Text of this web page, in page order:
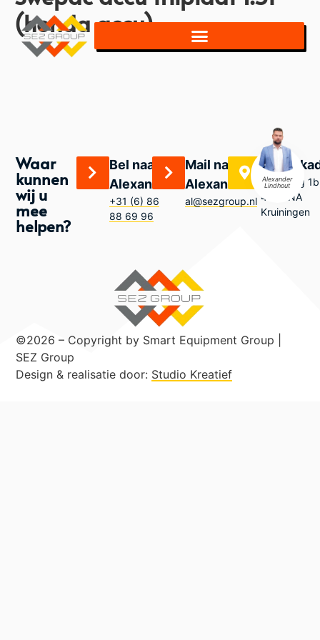
(honda accu)
Waar
kunnen
wij u
mee
helpen?
Bel naar
Alexander
+31 (6) 86
88 69 96
Mail naar
Alexander
al@sezgroup.nl
Zandweg
4416 NA
Kruiningen
Alexander
Lindhout
©2026 – Copyright by Smart Equipment Group |
SEZ Group
Design & realisatie door: Studio Kreatief